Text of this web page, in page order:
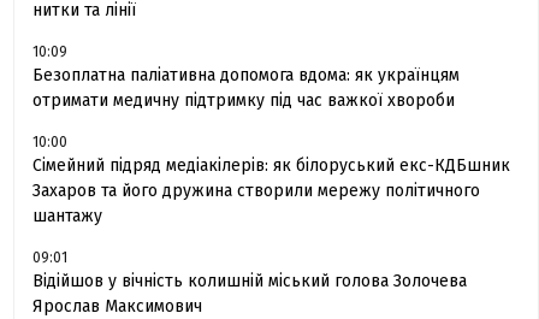
нитки та лінії
10:09
Безоплатна паліативна допомога вдома: як українцям
отримати медичну підтримку під час важкої хвороби
10:00
Сімейний підряд медіакілерів: як білоруський екс-КДБшник
Захаров та його дружина створили мережу політичного
шантажу
09:01
Відійшов у вічність колишній міський голова Золочева
Ярослав Максимович